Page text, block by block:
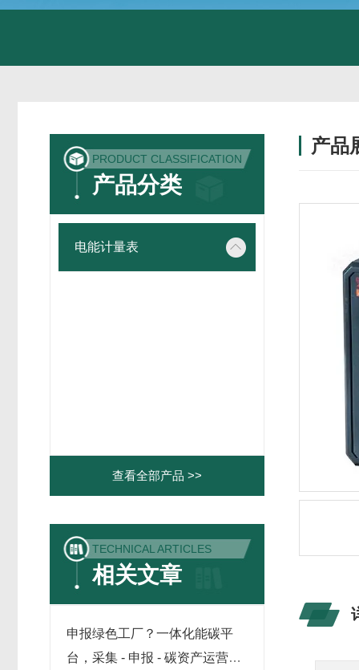
PRODUCT CLASSIFICATION
产品分类
电能计量表
查看全部产品 >>
TECHNICAL ARTICLES
相关文章
申报绿色工厂？一体化能碳平
台，采集 - 申报 - 碳资产运营一
产品